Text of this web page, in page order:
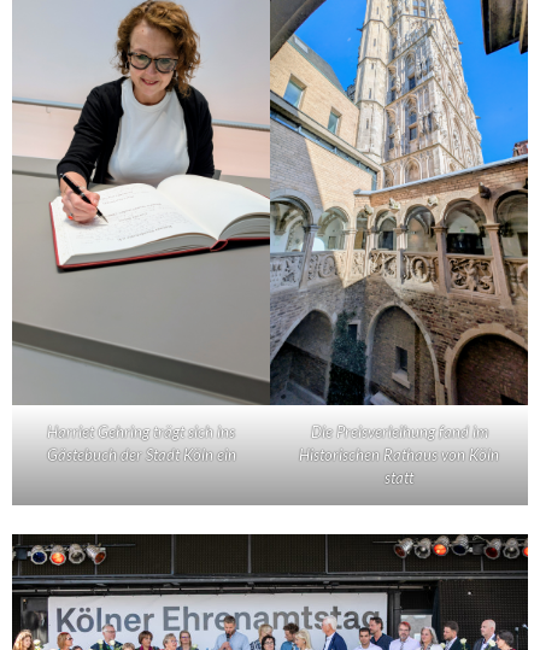
Harriet Gehring trägt sich ins
Gästebuch der Stadt Köln ein
Die Preisverleihung fand im
Historischen Rathaus von Köln
statt